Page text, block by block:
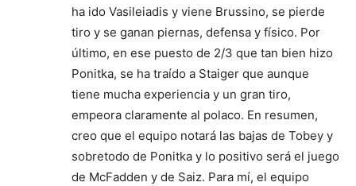
ha ido Vasileiadis y viene Brussino, se pierde
tiro y se ganan piernas, defensa y físico. Por
último, en ese puesto de 2/3 que tan bien hizo
Ponitka, se ha traído a Staiger que aunque
tiene mucha experiencia y un gran tiro,
empeora claramente al polaco. En resumen,
creo que el equipo notará las bajas de Tobey y
sobretodo de Ponitka y lo positivo será el juego
de McFadden y de Saiz. Para mí, el equipo